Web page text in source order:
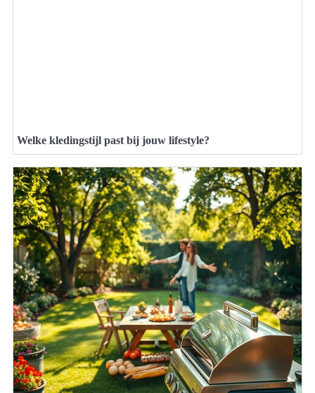
Welke kledingstijl past bij jouw lifestyle?